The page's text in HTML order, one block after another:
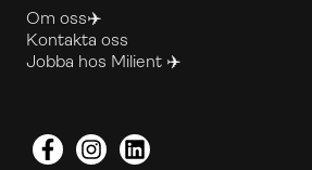
Om oss✈️
Kontakta oss
Jobba hos Milient ✈️
FacebookInstagramLinkedIn